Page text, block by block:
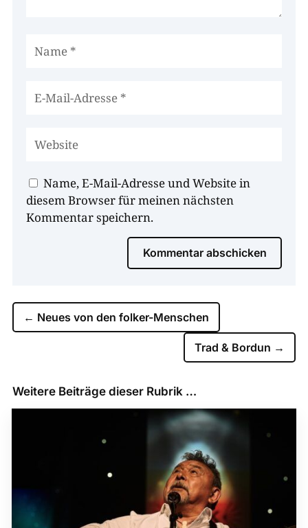
Name, E-Mail-Adresse und Website in
diesem Browser für meinen nächsten
Kommentar speichern.
Kommentar abschicken
← Neues von den folker-Menschen
Trad & Bordun →
Weitere Beiträge dieser Rubrik …